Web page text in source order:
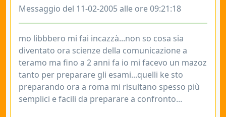
Messaggio del 11-02-2005 alle ore 09:21:18
mo libbbero mi fai incazzà...non so cosa sia
diventato ora scienze della comunicazione a
teramo ma fino a 2 anni fa io mi facevo un mazoz
tanto per preparare gli esami...quelli ke sto
preparando ora a roma mi risultano spesso più
semplici e facili da preparare a confronto...